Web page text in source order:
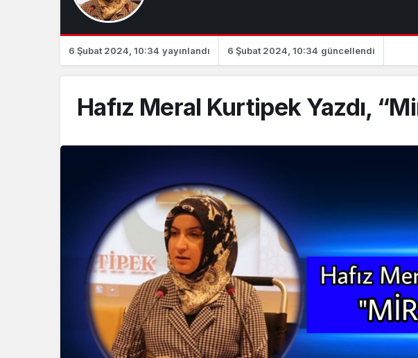
6 Şubat 2024, 10:34 yayınlandı 6 Şubat 2024, 10:34 güncellendi
Hafız Meral Kurtipek Yazdı,